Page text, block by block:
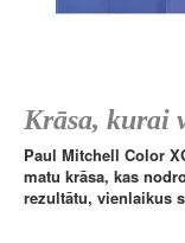
Krāsa, kurai
Paul Mitchell Color
matu krāsa, kas
rezultātu, vienlaikus